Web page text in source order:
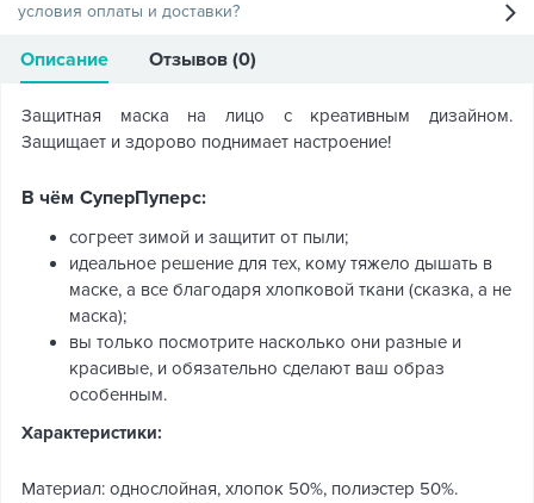
условия оплаты и доставки?
Описание Отзывов (0)
Защитная маска на лицо с креативным дизайном.
Защищает и здорово поднимает настроение!
В чём СуперПуперс:
согреет зимой и защитит от пыли;
идеальное решение для тех, кому тяжело дышать в
маске, а все благодаря хлопковой ткани (сказка, а не
маска);
вы только посмотрите насколько они разные и
красивые, и обязательно сделают ваш образ
особенным.
Характеристики:
Материал: однослойная, хлопок 50%, полиэстер 50%.